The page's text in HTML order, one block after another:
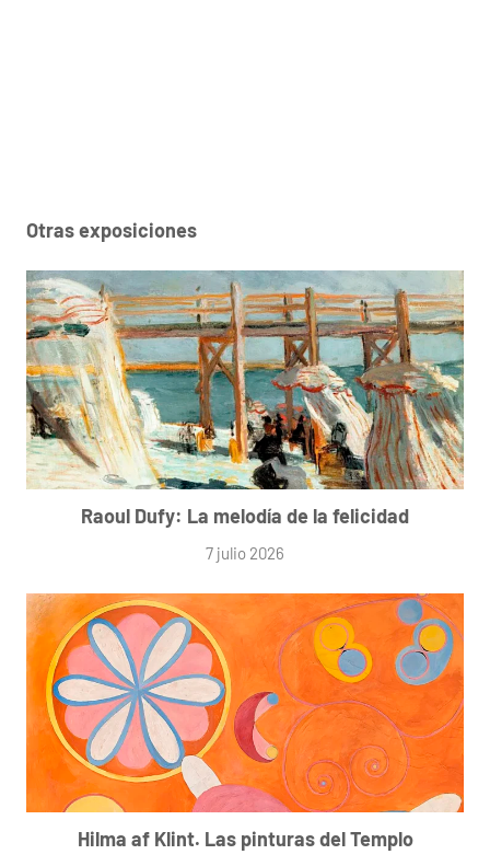
Otras exposiciones
Raoul Dufy: La melodía de la felicidad
7 julio 2026
Hilma af Klint. Las pinturas del Templo